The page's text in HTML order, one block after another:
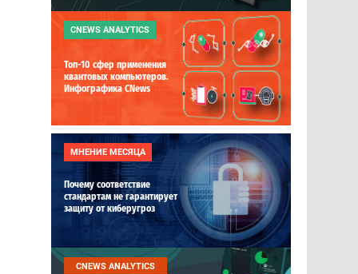
CNEWS ANALYTICS
Топ-10 сфер применения
квантовых компьютеров.
Инфографика CNews
МНЕНИЕ МЕСЯЦА
Почему соответствие
стандартам не гарантирует
защиту от киберугроз
CNEWS ANALYTICS